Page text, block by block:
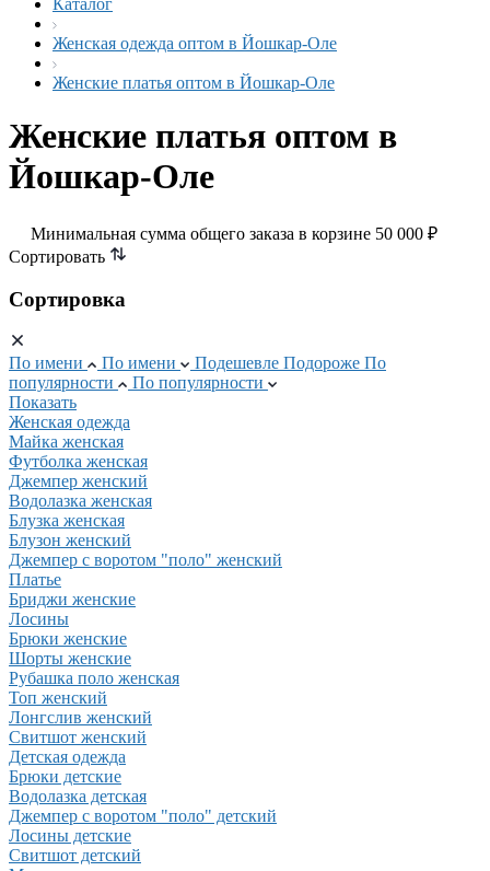
Каталог
Женская одежда оптом в Йошкар-Оле
Женские платья оптом в Йошкар-Оле
Женские платья оптом в
Йошкар-Оле
Минимальная сумма общего заказа в корзине 50 000 ₽
Сортировать
Сортировка
По имени По имени Подешевле Подороже По
популярности
По популярности
Показать
Женская одежда
Майка женская
Футболка женская
Джемпер женский
Водолазка женская
Блузка женская
Блузон женский
Джемпер с воротом "поло" женский
Платье
Бриджи женские
Лосины
Брюки женские
Шорты женские
Рубашка поло женская
Топ женский
Лонгслив женский
Свитшот женский
Детская одежда
Брюки детские
Водолазка детская
Джемпер с воротом "поло" детский
Лосины детские
Свитшот детский